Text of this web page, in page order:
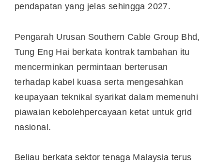
pendapatan yang jelas sehingga 2027.
Pengarah Urusan Southern Cable Group Bhd,
Tung Eng Hai berkata kontrak tambahan itu
mencerminkan permintaan berterusan
terhadap kabel kuasa serta mengesahkan
keupayaan teknikal syarikat dalam memenuhi
piawaian kebolehpercayaan ketat untuk grid
nasional.
Beliau berkata sektor tenaga Malaysia terus